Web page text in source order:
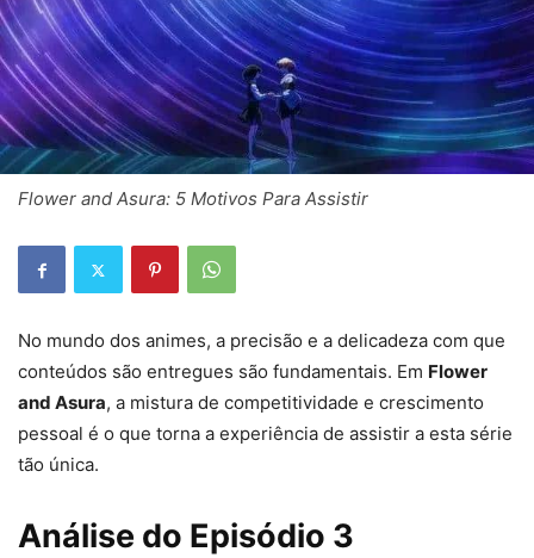
Flower and Asura: 5 Motivos Para Assistir
No mundo dos animes, a precisão e a delicadeza com que
conteúdos são entregues são fundamentais. Em Flower
and Asura, a mistura de competitividade e crescimento
pessoal é o que torna a experiência de assistir a esta série
tão única.
Análise do Episódio 3